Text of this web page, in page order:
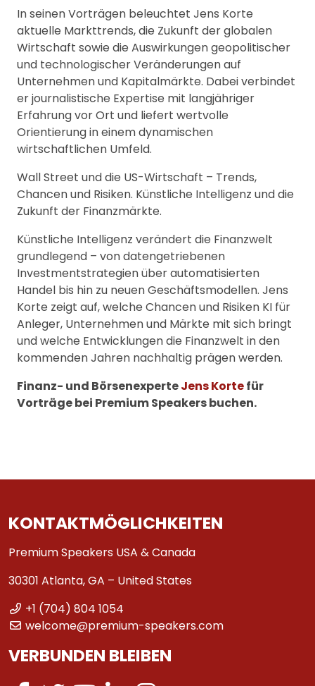
In seinen Vorträgen beleuchtet Jens Korte
aktuelle Markttrends, die Zukunft der globalen
Wirtschaft sowie die Auswirkungen geopolitischer
und technologischer Veränderungen auf
Unternehmen und Kapitalmärkte. Dabei verbindet
er journalistische Expertise mit langjähriger
Erfahrung vor Ort und liefert wertvolle
Orientierung in einem dynamischen
wirtschaftlichen Umfeld.
Wall Street und die US-Wirtschaft – Trends,
Chancen und Risiken. Künstliche Intelligenz und die
Zukunft der Finanzmärkte.
Künstliche Intelligenz verändert die Finanzwelt
grundlegend – von datengetriebenen
Investmentstrategien über automatisierten
Handel bis hin zu neuen Geschäftsmodellen. Jens
Korte zeigt auf, welche Chancen und Risiken KI für
Anleger, Unternehmen und Märkte mit sich bringt
und welche Entwicklungen die Finanzwelt in den
kommenden Jahren nachhaltig prägen werden.
Finanz- und BörsenexperteJens Kortefür
Vorträge bei Premium Speakers buchen.
KONTAKTMÖGLICHKEITEN
Premium Speakers USA & Canada
30301 Atlanta, GA – United States
+1 (704) 804 1054
welcome@premium-speakers.com
VERBUNDEN BLEIBEN